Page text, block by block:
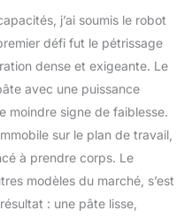
j’ai soumis le robot
défi fut le pétrissage
dense et exigeante. Le
avec une puissance
moindre signe de faiblesse.
sur le plan de travail,
à prendre corps. Le
modèles du marché, s’est
: une pâte lisse,